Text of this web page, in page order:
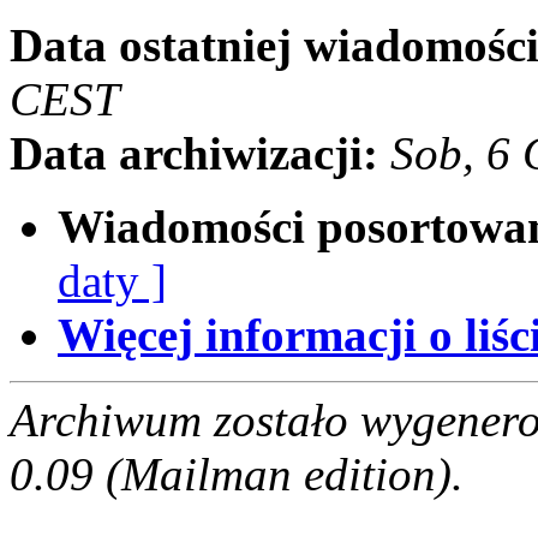
Data ostatniej
CEST
Data archiwizacji: Sob, 6
Wiadomości
daty ]
Więcej informacji o
Archiwum zostało
0.09 (Mailman edition).